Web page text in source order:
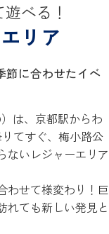
べる！
リア
節に合わせたイベ
）は、京都駅からわ
てすぐ、梅小路公
ないレジャーエリア
わせて様変わり！巨
れても新しい発見と